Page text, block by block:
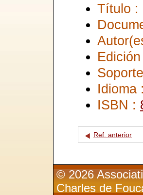
Título :
Edición
Idioma :
ISBN :
Ref. anterior
© 2026
Charles de